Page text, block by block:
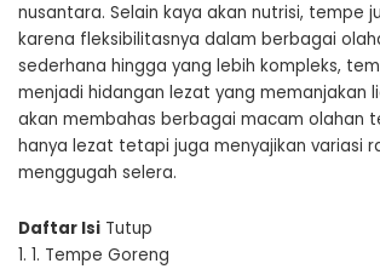
nusantara. Selain kaya akan nutrisi, tempe
karena fleksibilitasnya dalam berbagai
sederhana hingga yang lebih kompleks,
menjadi hidangan lezat yang memanjakan
akan membahas berbagai macam olahan
hanya lezat tetapi juga menyajikan variasi
menggugah selera.
Daftar Isi Tutup
1. 1. Tempe Goreng